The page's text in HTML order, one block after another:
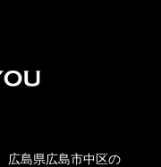
広島県広島市中区の